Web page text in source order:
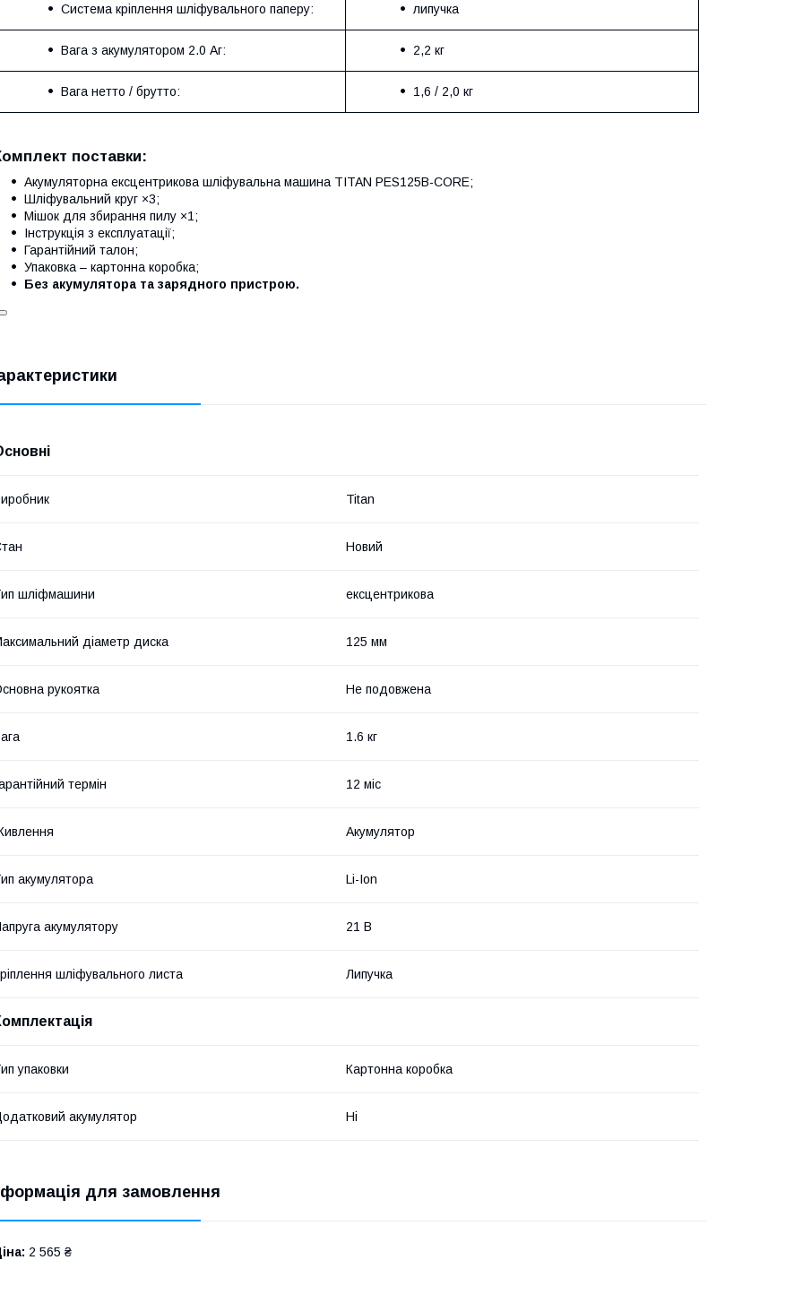
Система кріплення шліфувального паперу: липучка
Вага з акумулятором 2.0 Аг: 2,2 кг
Вага нетто / брутто: 1,6 / 2,0 кг
поставки:
Акумуляторна ексцентрикова шліфувальна машина TITAN PES125B-CORE;
Шліфувальний круг ×3;
Мішок для збирання пилу ×1;
Інструкція з експлуатації;
Гарантійний талон;
Упаковка – картонна коробка;
Без акумулятора та зарядного пристрою.
Titan
Новий
шліфмашини ексцентрикова
діаметр диска 125 мм
рукоятка Не подовжена
1.6 кг
термін 12 міс
Акумулятор
акумулятора Li-Ion
акумулятору 21 В
шліфувального листа Липучка
упаковки Картонна коробка
акумулятор Ні
для замовлення
2 565 ₴